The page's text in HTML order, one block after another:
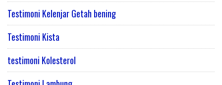
Testimoni Kelenjar Getah bening
Testimoni Kista
testimoni Kolesterol